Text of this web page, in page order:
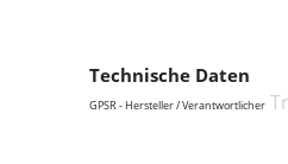
Technische Daten
GPSR - Hersteller / Verantwortlicher